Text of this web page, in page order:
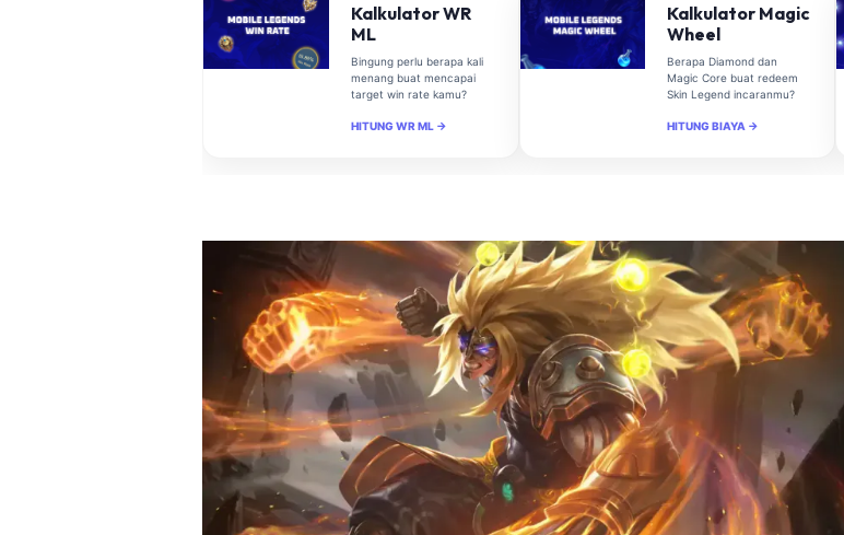
Kalkulator WR
ML
Bingung perlu berapa kali
menang buat mencapai
target win rate kamu?
HITUNG WR ML →
Kalkulator Magic
Wheel
Berapa Diamond dan
Magic Core buat redeem
Skin Legend incaranmu?
HITUNG BIAYA →